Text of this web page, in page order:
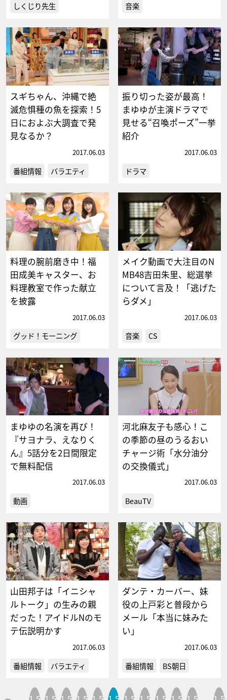
しくじり先生
音楽
スギちゃん、沖縄で絶
滅危惧種の魚を探索！5
日におよぶ大調査で発
見なるか？
2017.06.03
番組情報 バラエティ
振り切った姿が最高！
まゆゆが主演ドラマで
見せる“召喚ポーズ”一挙
紹介
2017.06.03
ドラマ
料理の腕前磨き中！福
田成美キャスター、お
料理教室で作った献立
を披露
2017.06.03
グッド！モーニング
メイク動画で大注目のN
MB48吉田朱里、総選挙
について言及！「逃げた
らダメ」
2017.06.03
音楽 CS
まゆゆの名演を再び！
『サヨナラ、えなりく
ん』5話分を2日間限定
で無料配信
2017.06.03
動画
河北麻友子も感心！こ
の季節の昼のうるおい
チャージ術「水分油分
の交換儀式」
2017.06.03
BeauTV
山田邦子は「イニシャ
ルトーク」の生みの親
だった！アイドルNのモ
テ伝説明かす
2017.06.03
番組情報 バラエティ
ダンテ・カーバー、妹
役の上戸彩と普段から
メール「本当に妹みた
い」
2017.06.03
番組情報 BS朝日